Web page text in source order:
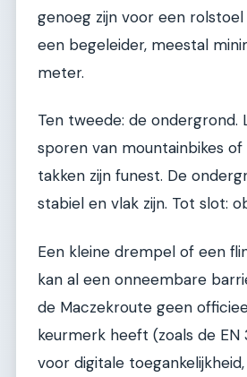
genoeg zijn voor een
een begeleider, meestal
meter.
Ten tweede: de ondergrond.
sporen van mountainbikes of
takken zijn funest. De
stabiel en vlak zijn. Tot slot:
Een kleine drempel of een
kan al een onneembare
de Maczekroute geen
keurmerk heeft (zoals de EN
voor digitale